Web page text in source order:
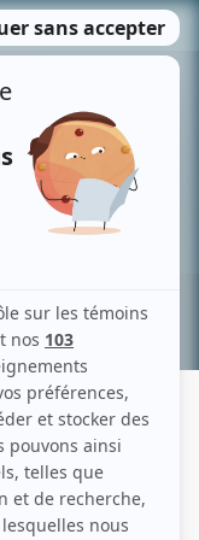
MENU
Recherche avancée »